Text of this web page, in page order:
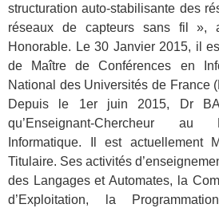
structuration auto-stabilisante des
réseaux de capteurs sans fil »,
Honorable. Le 30 Janvier 2015, il
de Maître de Conférences en
National des Universités de France
Depuis le 1er juin 2015, Dr
qu’Enseignant-Chercheur au
Informatique. Il est actuellement
Titulaire. Ses activités
des Langages et Automates, la
d’Exploitation, la